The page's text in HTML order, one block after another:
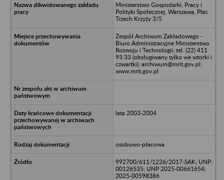
Ministerstwo Gospodarki, Pracy i
Polityki Społecznej, Warszawa, Plac
Trzech Krzyży 3/5
Zespół Archiwum Zakładowego -
Biuro Administracyjne Ministerstwo
Rozwoju i Technologii; tel. (22) 411
93 33 (obsługiwany tylko we wtorki i
czwartki); archiwum@mrit.gov.pl;
www.mrit.gov.pl
lata 2003-2004
osobowo-płacowa
992700/611/1226/2017-SAK; UNP:
00126535; UNP 2025-00661654;
2025-00598386